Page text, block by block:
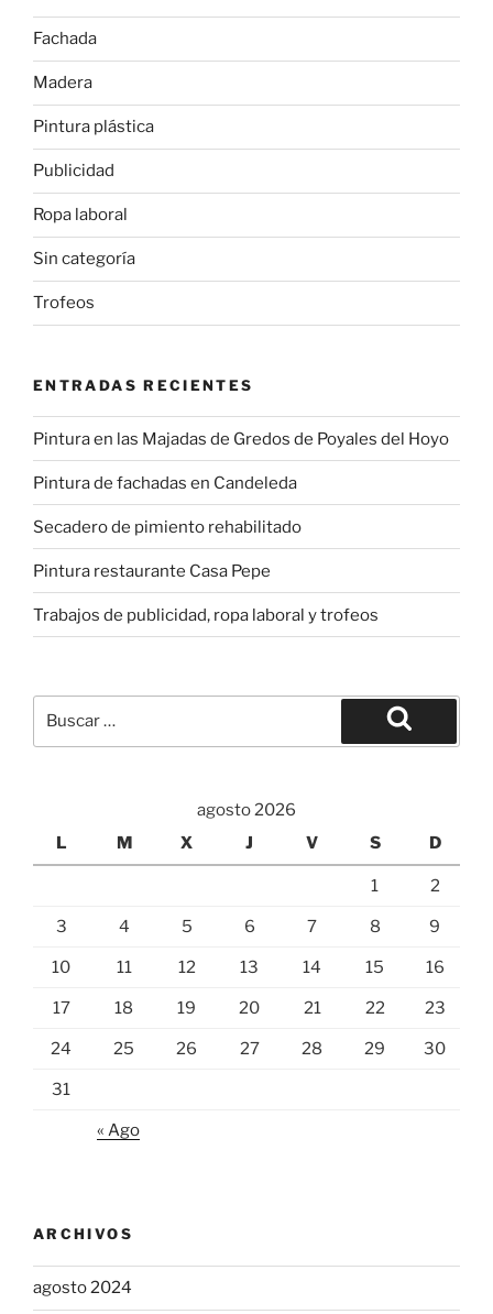
Fachada
Madera
Pintura plástica
Publicidad
Ropa laboral
Sin categoría
Trofeos
ENTRADAS RECIENTES
Pintura en las Majadas de Gredos de Poyales del Hoyo
Pintura de fachadas en Candeleda
Secadero de pimiento rehabilitado
Pintura restaurante Casa Pepe
Trabajos de publicidad, ropa laboral y trofeos
por:
Buscar
agosto 2026
L
M X J V S D
1 2
3 4 5 6 7 8 9
10 11 12 13 14 15 16
17 18 19 20 21 22 23
24 25 26 27 28 29 30
31
« Ago
ARCHIVOS
agosto 2024